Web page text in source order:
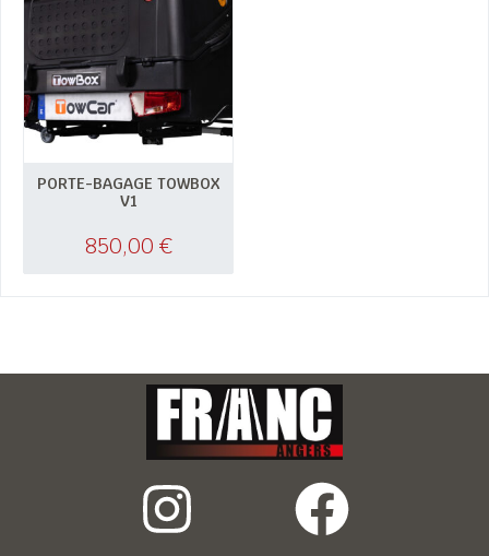
PORTE-BAGAGE TOWBOX
V1
850,00 €